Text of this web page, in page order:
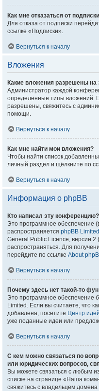
Как мне отказаться от
Для отказа от подписки
ссылке «Подписки».
Вернуться к началу
Вложения
Какие вложения разрешены на
Администратор каждой
определённые типы вложений.
разрешены, свяжитесь с
помощи.
Вернуться к началу
Как мне найти мои вложения?
Чтобы найти список
личный раздел и щёлкните по
Вернуться к началу
Информация о phpBB
Кто написал эту конференцию?
Это программное обеспечение
распространяется phpBB Limited
General Public Licence, версии 2
распространяться. Для
перейдите по ссылке About
Вернуться к началу
Почему здесь нет такой-то
Это программное обеспечение
Limited. Если вы считаете, что
добавлена, посетите Центр
уже поданные идеи или
Вернуться к началу
С кем можно связаться по
или юридических вопросов,
Вы можете связаться с любым
списке на странице «Наша
свяжитесь с владельцем домена